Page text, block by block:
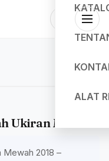
ALAT
Ukiran Mewah
Mewah 2018 –